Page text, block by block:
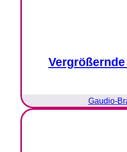
Gaudio-